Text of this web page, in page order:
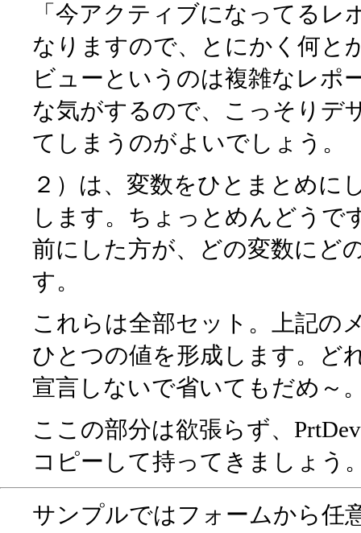
「今アクティブになってる
なりますので、とにかく何と
ビューというのは複雑なレポ
な気がするので、こっそりデ
てしまうのがよいでしょう。
２）は、変数をひとまとめに
します。ちょっとめんどうで
前にした方が、どの変数にど
す。
これらは全部セット。上記の
ひとつの値を形成します。ど
宣言しないで省いてもだめ～
ここの部分は欲張らず、
コピーして持ってきましょう
サンプルではフォームから任